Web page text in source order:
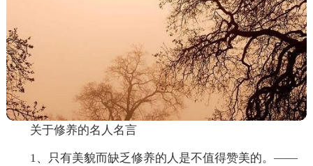
关于修养的名人名言
1、只有美貌而缺乏修养的人是不值得赞美的。——